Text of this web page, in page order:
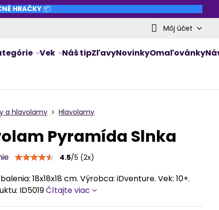
HRAČKY📦
Môj účet
Vek Náš tipZľavyNovinkyOmaľovánky
a hlavolamy Hlavolamy
Pyramída Slnka
4.5/5 (2x)
18x18x18 cm. Výrobca: iDventure. Vek: 10+.
ID5019Čítajte viac